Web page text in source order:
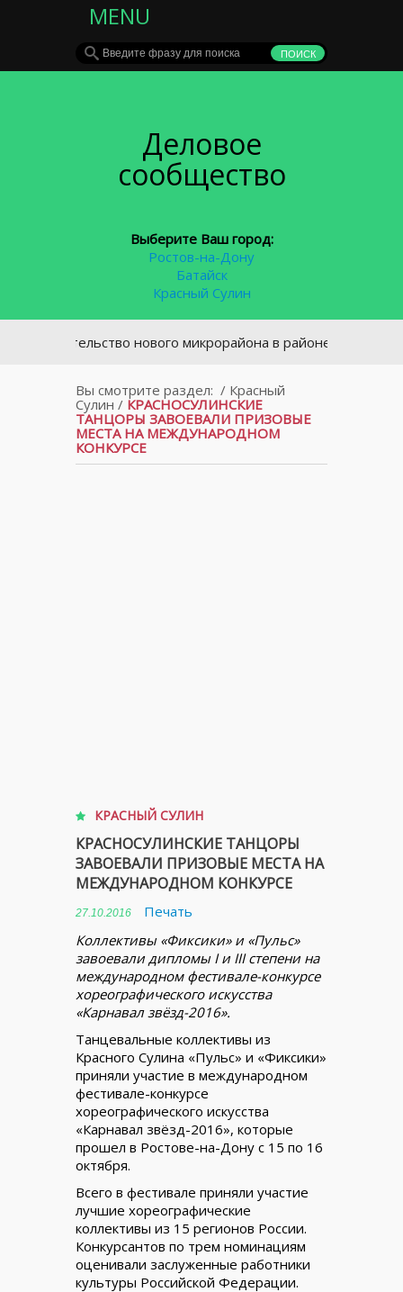
MENU
Деловое
сообщество
Выберите Ваш город:
Ростов-на-Дону
Батайск
Красный Сулин
нового микрорайона в районе площади
Вы смотрите раздел: / Красный
Сулин / КРАСНОСУЛИНСКИЕ
ТАНЦОРЫ ЗАВОЕВАЛИ ПРИЗОВЫЕ
МЕСТА НА МЕЖДУНАРОДНОМ
КОНКУРСЕ
КРАСНЫЙ СУЛИН
КРАСНОСУЛИНСКИЕ ТАНЦОРЫ
ЗАВОЕВАЛИ ПРИЗОВЫЕ МЕСТА НА
МЕЖДУНАРОДНОМ КОНКУРСЕ
27.10.2016
Печать
Коллективы «Фиксики» и «Пульс»
завоевали дипломы I и III степени на
международном фестивале-конкурсе
хореографического искусства
«Карнавал звёзд-2016».
Танцевальные коллективы из
Красного Сулина «Пульс» и «Фиксики»
приняли участие в международном
фестивале-конкурсе
хореографического искусства
«Карнавал звёзд-2016», которые
прошел в Ростове-на-Дону с 15 по 16
октября.
Всего в фестивале приняли участие
лучшие хореографические
коллективы из 15 регионов России.
Конкурсантов по трем номинациям
оценивали заслуженные работники
культуры Российской Федерации.